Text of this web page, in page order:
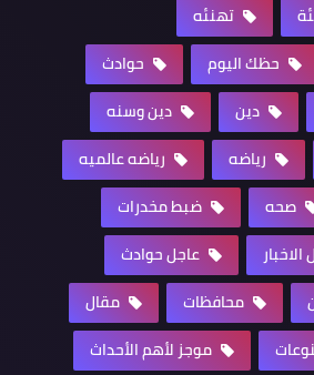
تهنئه
حظك اليوم
حوادث
دين
دين وسنه
رياضه
رياضه عالميه
صحه
ضبط مخدرات
عاجل حوادث
محافظات
مقال
موجز لأهم الأحداث